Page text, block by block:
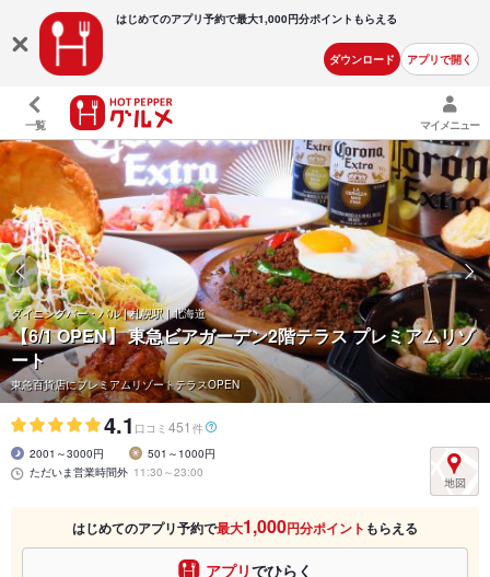
はじめてのアプリ予約で最大1,000円分ポイントもらえる
ダウンロード アプリで開く
一覧 マイメニュー
ダイニングバー・バル | 札幌駅 | 北海道
【6/1 OPEN】東急ビアガーデン2階テラス プレミアムリゾ
ート
東急百貨店にプレミアムリゾートテラスOPEN
4.1 口コミ 451 件
2001～3000円
501～1000円
ただいま営業時間外 11:30～23:00
はじめてのアプリ予約で最大1,000円分ポイント もらえる
アプリでひらく